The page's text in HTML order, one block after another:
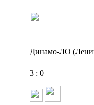
Динамо-ЛО
3 : 0